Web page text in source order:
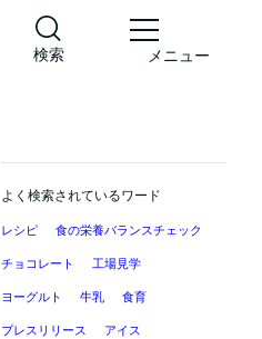
検索 メニュー
よく検索されているワード
レシピ 食の栄養バランスチェック
チョコレート 工場見学
ヨーグルト 牛乳 食育
プレスリリース アイス